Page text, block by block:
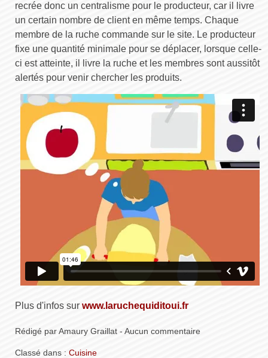
recrée donc un centralisme pour le producteur, car il livre
un certain nombre de client en même temps. Chaque
membre de la ruche commande sur le site. Le producteur
fixe une quantité minimale pour se déplacer, lorsque celle-
ci est atteinte, il livre la ruche et les membres sont aussitôt
alertés pour venir chercher les produits.
Plus d'infos sur www.laruchequiditoui.fr
Rédigé par Amaury Graillat - Aucun commentaire
Classé dans : Cuisine